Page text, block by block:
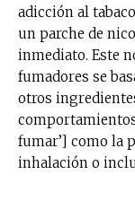
adicción al
un parche de
inmediato. Este
fumadores se
otros
fumar’] como la
inhalación o